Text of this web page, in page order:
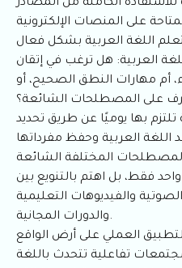
للاستفادة الكاملة من المصادر
على المنصات الإلكترونية
العربية: هل ترغب في إتقان
أم مهارات النطق الصحيح، أو
على المصطلحات الشائعة؟
بها يوميًا عن طريق تحديد
العربية وحفظ مفرداتها
فقط، بل اهتم بالتنويع بين
والفيديوهات التعليمية
والدورات المجانية.
العملي على أرض الواقع
تفاعلية تتحدث باللغة